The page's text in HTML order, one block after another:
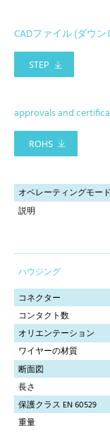
CADファイル (ダウ
STEP
approvals and
ROHS
オペレーティングモード
説明
ハウジング
コネクター
コンタクト数
オリエンテーション
ワイヤーの材質
断面図
長さ
保護クラス EN 60529
重量